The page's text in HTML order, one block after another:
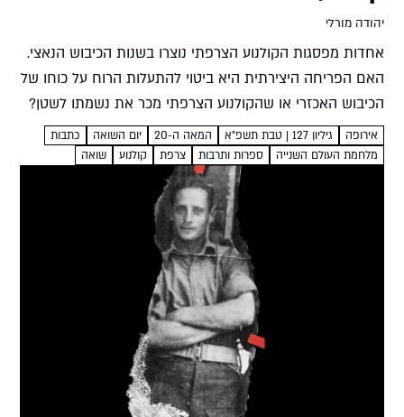
יהודה מורלי
אחדות מפסגות הקולנוע הצרפתי נוצרו בשנות הכיבוש הנאצי.
האם הפריחה היצירתית היא ביטוי להתעלות הרוח על כוחו של
הכיבוש האכזרי או שהקולנוע הצרפתי מכר את נשמתו לשטן?
יהודה מורלי התפקיד שמילאו סרטי תעמולה שהופקו
בגרמניה...
אירופה גיליון 127 | טבת תשפ"א המאה ה-20 יום השואה
כתבות
מלחמת העולם השנייה
ספרות ותרבות צרפת קולנוע שואה